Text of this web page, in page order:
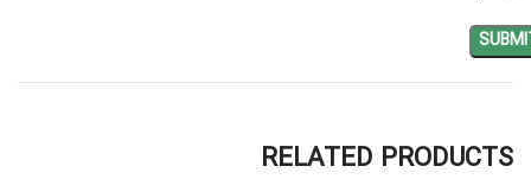
RELATED PRODUCTS